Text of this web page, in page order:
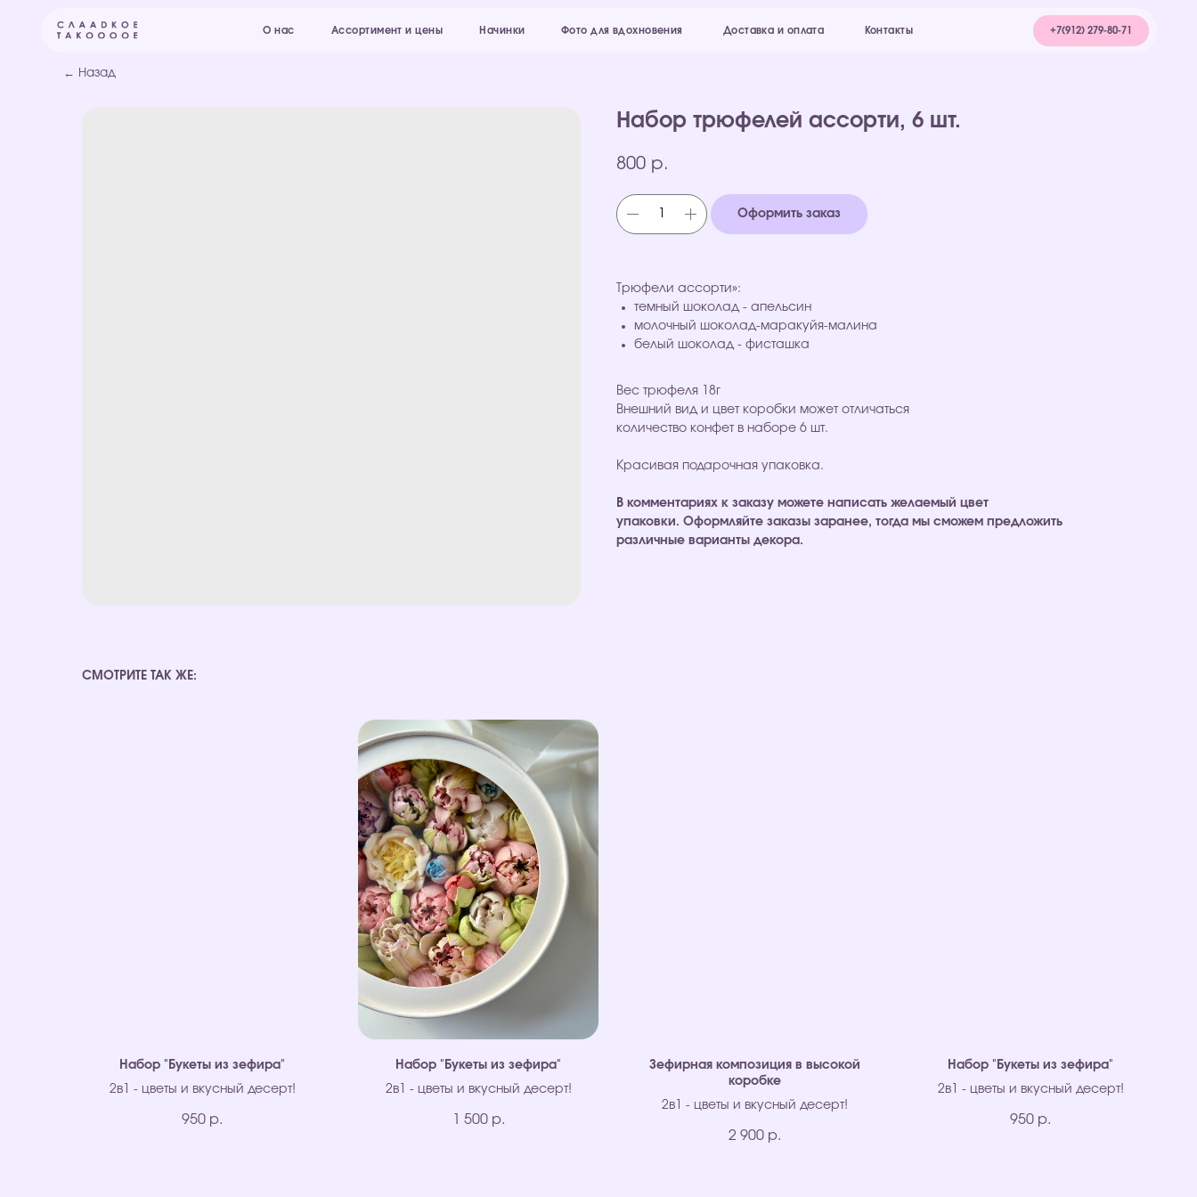
Ассортимент и цены Фото для вдохновения Доставка и оплата Контакты
О нас Начинки
Набор трюфелей ассорти, 6 шт.
800 р.
Оформить заказ
Трюфели ассорти»:
темный шоколад - апельсин
молочный шоколад-маракуйя-малина
белый шоколад - фисташка
Вес трюфеля 18г
Внешний вид и цвет коробки может отличаться
количество конфет в наборе 6 шт.
Красивая подарочная упаковка.
В комментариях к заказу можете написать желаемый цвет
упаковки. Оформляйте заказы заранее, тогда мы сможем предложить
различные варианты декора.
СМОТРИТЕ ТАК ЖЕ:
Набор "Букеты из зефира"
2в1 - цветы и вкусный десерт!
950 р.
Набор "Букеты из зефира"
2в1 - цветы и вкусный десерт!
1 500 р.
Зефирная композиция в высокой
коробке
2в1 - цветы и вкусный десерт!
2 900 р.
Набор "Букеты из зефира"
2в1 - цветы и вкусный десерт!
950 р.